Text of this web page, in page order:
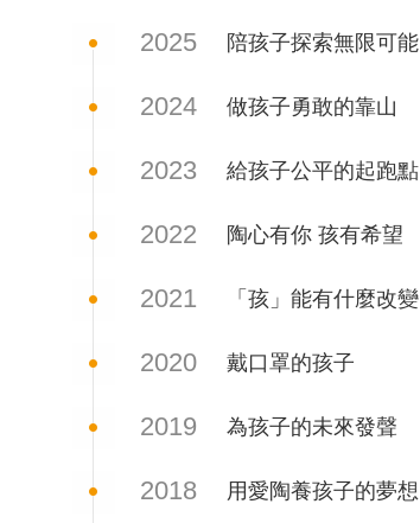
2025 陪孩子探索無限可能
2024 做孩子勇敢的靠山
2023 給孩子公平的起跑點
2022 陶心有你 孩有希望
2021 「孩」能有什麼改變
2020 戴口罩的孩子
2019 為孩子的未來發聲
2018 用愛陶養孩子的夢想